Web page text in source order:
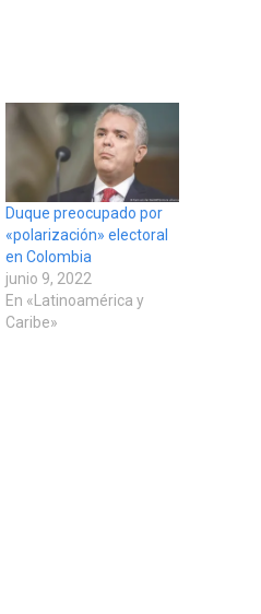
Duque preocupado por
«polarización» electoral
en Colombia
junio 9, 2022
En «Latinoamérica y
Caribe»